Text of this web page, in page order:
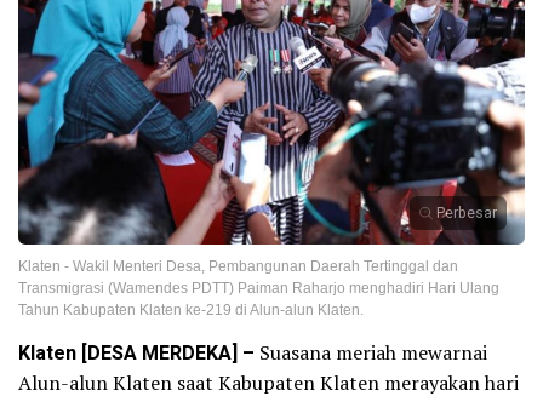
Perbesar
Klaten - Wakil Menteri Desa, Pembangunan Daerah Tertinggal dan
Transmigrasi (Wamendes PDTT) Paiman Raharjo menghadiri Hari Ulang
Tahun Kabupaten Klaten ke-219 di Alun-alun Klaten.
Klaten [DESA MERDEKA] – Suasana meriah mewarnai
Alun-alun Klaten saat Kabupaten Klaten merayakan hari